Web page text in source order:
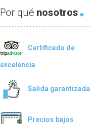
Por qué nosotros
Certificado de
excelencia
Salida garantizada
Precios bajos